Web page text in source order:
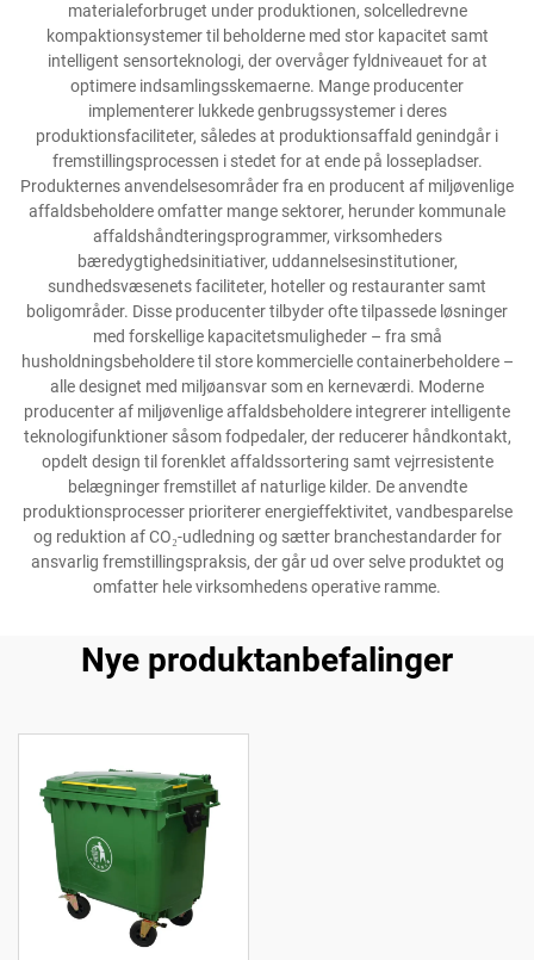
materialeforbruget under produktionen, solcelledrevne
kompaktionsystemer til beholderne med stor kapacitet samt
intelligent sensorteknologi, der overvåger fyldniveauet for at
optimere indsamlingsskemaerne. Mange producenter
implementerer lukkede genbrugssystemer i deres
produktionsfaciliteter, således at produktionsaffald genindgår i
fremstillingsprocessen i stedet for at ende på lossepladser.
Produkternes anvendelsesområder fra en producent af miljøvenlige
affaldsbeholdere omfatter mange sektorer, herunder kommunale
affaldshåndteringsprogrammer, virksomheders
bæredygtighedsinitiativer, uddannelsesinstitutioner,
sundhedsvæsenets faciliteter, hoteller og restauranter samt
boligområder. Disse producenter tilbyder ofte tilpassede løsninger
med forskellige kapacitetsmuligheder – fra små
husholdningsbeholdere til store kommercielle containerbeholdere –
alle designet med miljøansvar som en kerneværdi. Moderne
producenter af miljøvenlige affaldsbeholdere integrerer intelligente
teknologifunktioner såsom fodpedaler, der reducerer håndkontakt,
opdelt design til forenklet affaldssortering samt vejrresistente
belægninger fremstillet af naturlige kilder. De anvendte
produktionsprocesser prioriterer energieffektivitet, vandbesparelse
og reduktion af CO₂-udledning og sætter branchestandarder for
ansvarlig fremstillingspraksis, der går ud over selve produktet og
omfatter hele virksomhedens operative ramme.
Nye produktanbefalinger